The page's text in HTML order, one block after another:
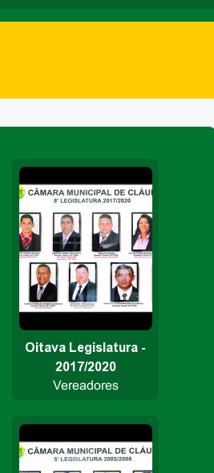
Oitava Legislatura -
2017/2020
Vereadores